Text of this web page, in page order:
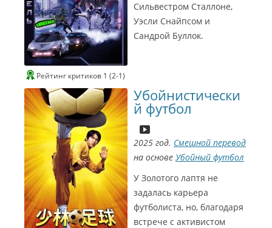
Рейтинг критиков 1 (2-1)
Сильвестром Сталлоне,
Уэсли Снайпсом и
Сандрой Буллок.
Убойнистически
й футбол
2025 год. Смешной перевод
на основе Убойный футбол
У Золотого лаптя не
задалась карьера
футболиста, но, благодаря
встрече с активистом